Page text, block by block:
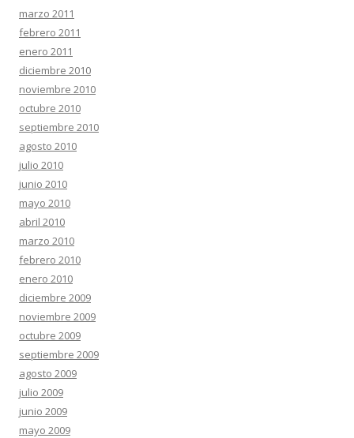
marzo 2011
febrero 2011
enero 2011
diciembre 2010
noviembre 2010
octubre 2010
septiembre 2010
agosto 2010
julio 2010
junio 2010
mayo 2010
abril 2010
marzo 2010
febrero 2010
enero 2010
diciembre 2009
noviembre 2009
octubre 2009
septiembre 2009
agosto 2009
julio 2009
junio 2009
mayo 2009